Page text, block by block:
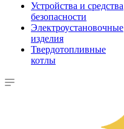
Устройства и средства
безопасности
Электроустановочные
изделия
Твердотопливные
котлы